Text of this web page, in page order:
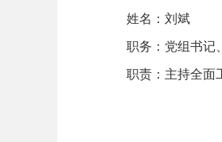
姓名：刘斌
职务：党组书记
职责：主持全面